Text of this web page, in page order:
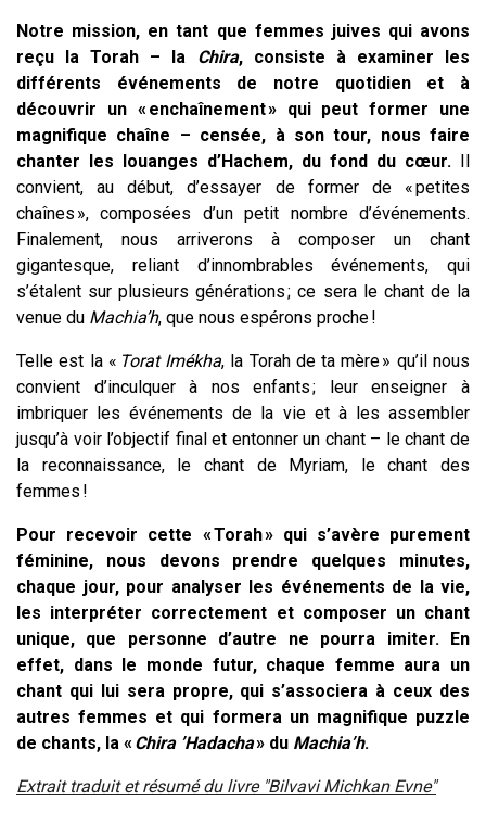
Notre mission, en tant que femmes juives qui avons
reçu la Torah – la Chira, consiste à examiner les
différents événements de notre quotidien et à
découvrir un « enchaînement » qui peut former une
magnifique chaîne – censée, à son tour, nous faire
chanter les louanges d’Hachem, du fond du cœur.
convient, au début, d’essayer de former de « petites
chaînes », composées d’un petit nombre d’événements.
Finalement, nous arriverons à composer un chant
gigantesque, reliant d’innombrables événements, qui
s’étalent sur plusieurs générations ; ce sera le chant de la
venue du Machia’h, que nous espérons proche !
Telle est la « Torat Imékha, la Torah de ta mère » qu’il nous
convient d’inculquer à nos enfants ; leur enseigner à
imbriquer les événements de la vie et à les assembler
jusqu’à voir l’objectif final et entonner un chant – le chant de
la reconnaissance, le chant de Myriam, le chant des
femmes !
Pour recevoir cette « Torah » qui s’avère purement
féminine, nous devons prendre quelques minutes,
chaque jour, pour analyser les événements de la vie,
les interpréter correctement et composer un chant
unique, que personne d’autre ne pourra imiter. En
effet, dans le monde futur, chaque femme aura un
chant qui lui sera propre, qui s’associera à ceux des
autres femmes et qui formera un magnifique puzzle
de chants, la « Chira ’Hadacha» du Machia’h.
Extrait traduit et résumé du livre "Bilvavi Michkan Evne"